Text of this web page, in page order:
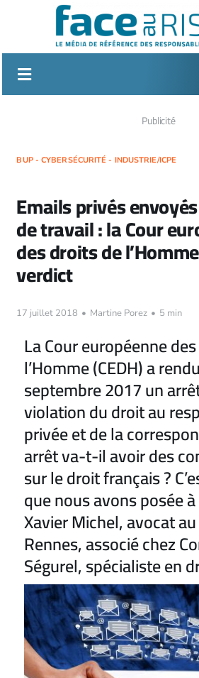
Publicité
BUP - CYBERSÉCURITÉ - INDUSTRIE/ICPE
Emails privés
de travail : la Cour
des droits de
verdict
17 juillet 2018 • Martine Porez • 5 min
La Cour européenne
l’Homme (CEDH) a
septembre 2017 un
violation du droit au
privée et de la
arrêt va-t-il avoir des
sur le droit français ?
que nous avons posée
Xavier Michel, avocat
Rennes, associé chez
Ségurel, spécialiste en